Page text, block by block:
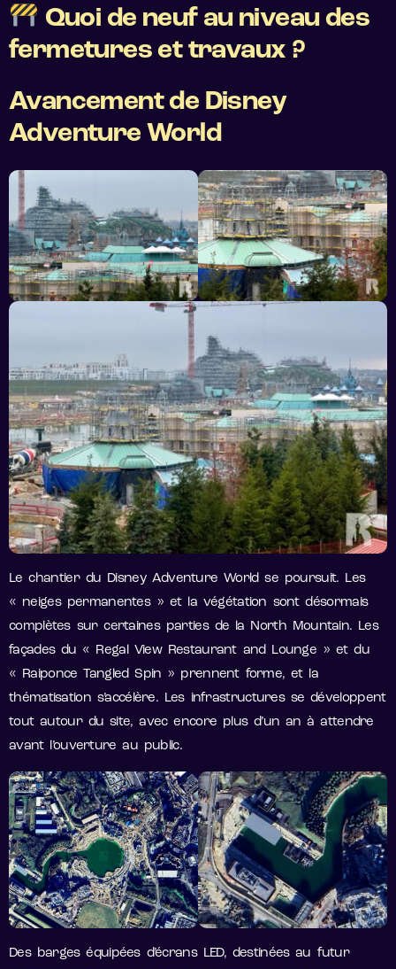
Quoi de neuf au niveau des
fermetures et travaux ?
Avancement de Disney
Adventure World
Le chantier du Disney Adventure World se poursuit. Les
« neiges permanentes » et la végétation sont désormais
complètes sur certaines parties de la North Mountain. Les
façades du « Regal View Restaurant and Lounge » et du
« Raiponce Tangled Spin » prennent forme, et la
thématisation s’accélère. Les infrastructures se développent
tout autour du site, avec encore plus d’un an à attendre
avant l’ouverture au public.
Des barges équipées d’écrans LED, destinées au futur